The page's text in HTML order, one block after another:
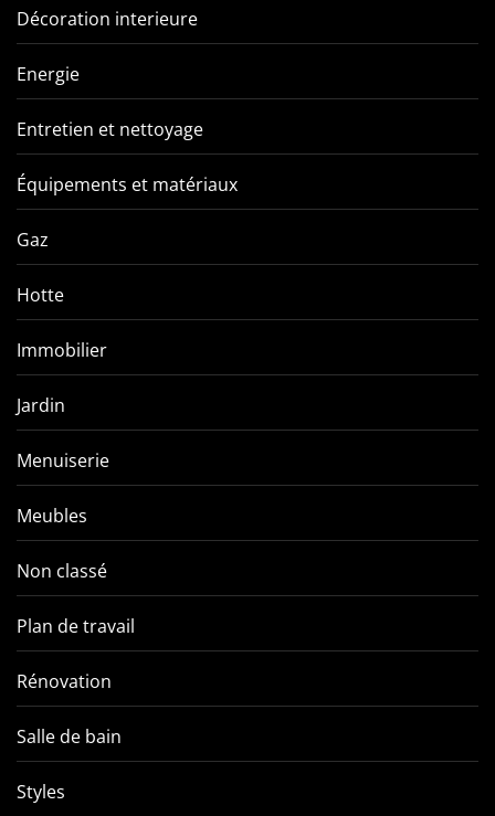
Décoration interieure
Energie
Entretien et nettoyage
Équipements et matériaux
Gaz
Hotte
Immobilier
Jardin
Menuiserie
Meubles
Non classé
Plan de travail
Rénovation
Salle de bain
Styles